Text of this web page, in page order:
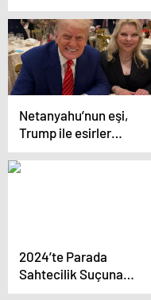
Şüphelilerden İkisi
Yakalandı
Netanyahu’nun eşi,
Trump ile esirler
hakkında görüştü
2024’te Parada
Sahtecilik Suçuna
Yönelik 340 Operasyon